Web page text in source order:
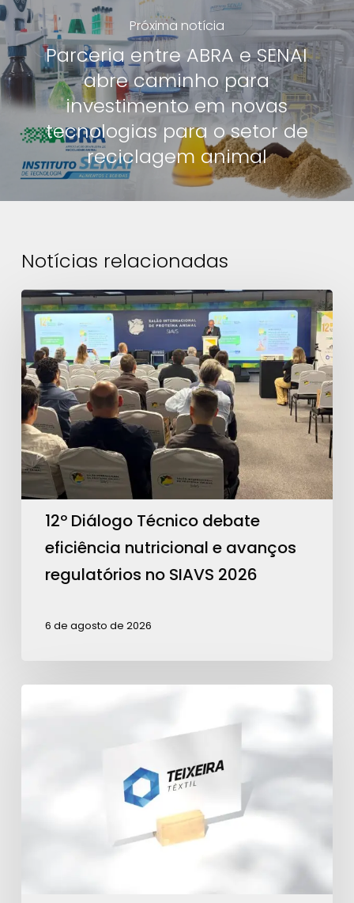
Próxima notícia
Parceria entre ABRA e SENAI
abre caminho para
investimento em novas
tecnologias para o setor de
reciclagem animal
Notícias relacionadas
12º
Diálogo
Técnico
debate
eficiência
nutricional
e
avanços
regulatórios
12º Diálogo Técnico debate
eficiência nutricional e avanços
regulatórios no SIAVS 2026
6 de agosto de 2026